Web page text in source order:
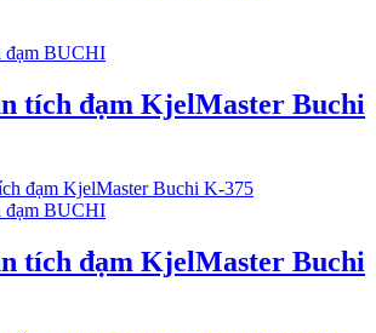
đạm BUCHI
tích đạm KjelMaster Buchi
đạm BUCHI
tích đạm KjelMaster Buchi